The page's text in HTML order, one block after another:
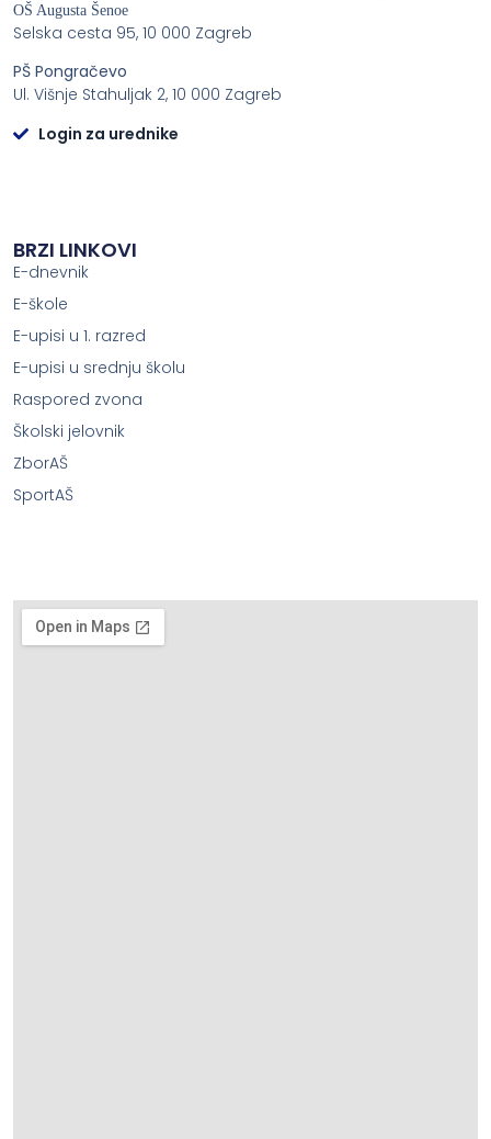
OŠ Augusta Šenoe
Selska cesta 95, 10 000 Zagreb
PŠ Pongračevo
Ul. Višnje Stahuljak 2, 10 000 Zagreb
Login za urednike
BRZI LINKOVI
E-dnevnik
E-škole
E-upisi u 1. razred
E-upisi u srednju školu
Raspored zvona
Školski jelovnik
ZborAŠ
SportAŠ